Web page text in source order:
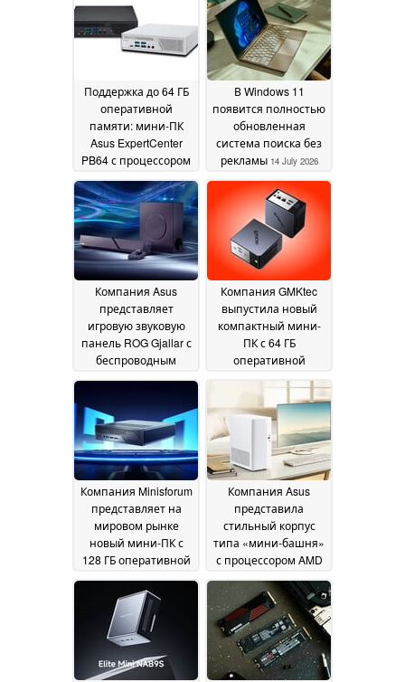
Поддержка до 64 ГБ
оперативной
памяти: мини-ПК
Asus ExpertCenter
PB64 с процессором
продаже16 July 2026
В Windows 11
появится полностью
обновленная
система поиска без
рекламы 14 July 2026
Компания Asus
представляет
игровую звуковую
панель ROG Gjallar с
беспроводным
аудио10 July 2026
Компания GMKtec
выпустила новый
компактный мини-
ПК с 64 ГБ
оперативной
интерфейсом
OCuLink09 July 2026
Компания Minisforum
представляет на
мировом рынке
новый мини-ПК с
128 ГБ оперативной
процессором Intel
Panther Lake
2026
Компания Asus
представила
стильный корпус
типа «мини-башня»
с процессором AMD
панелью из дерева
или ткани 08 July 2026